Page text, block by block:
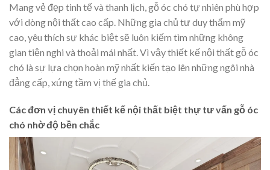
Mang vẻ đẹp tinh tế và thanh lịch, gỗ óc chó tự nhiên phù hợp
với dòng nội thất cao cấp. Những gia chủ tư duy thẩm mỹ
cao, yêu thích sự khác biệt sẽ luôn kiếm tìm những không
gian tiện nghi và thoải mái nhất. Vì vậy thiết kế nội thất gỗ óc
chó là sự lựa chọn hoàn mỹ nhất kiến tạo lên những ngôi nhà
đẳng cấp, xứng tầm vị thế gia chủ.
Các đơn vị chuyên thiết kế nội thất biệt thự tư vấn gỗ óc
chó nhờ độ bền chắc